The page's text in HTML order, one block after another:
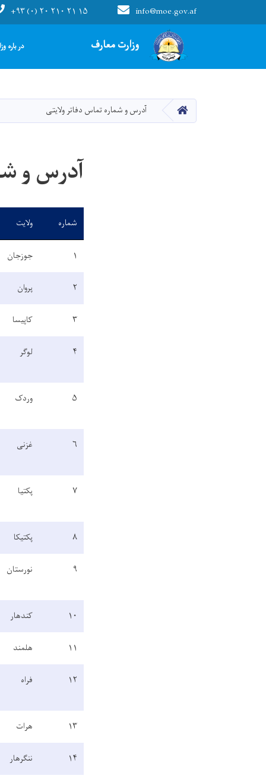
info@moe.gov.af +۹۳ (۰) ۲۰ ۲۱۰ ۲۱ ۱۵
وزارت معارف
Main navigation
در باره
صفحه اصلیآدرس و شماره تماس دفاتر ولایتی
آدرس و
شماره ولایت
۱ جوزجان
۲ پروان
۳ کاپیسا
۴ لوگر
۵ وردک
۶ غزنی
۷ پکتیا
۸ پکتیکا
۹ نورستان
۱۰ کندهار
۱۱ هلمند
۱۲ فراه
۱۳ هرات
۱۴ ننګرهار